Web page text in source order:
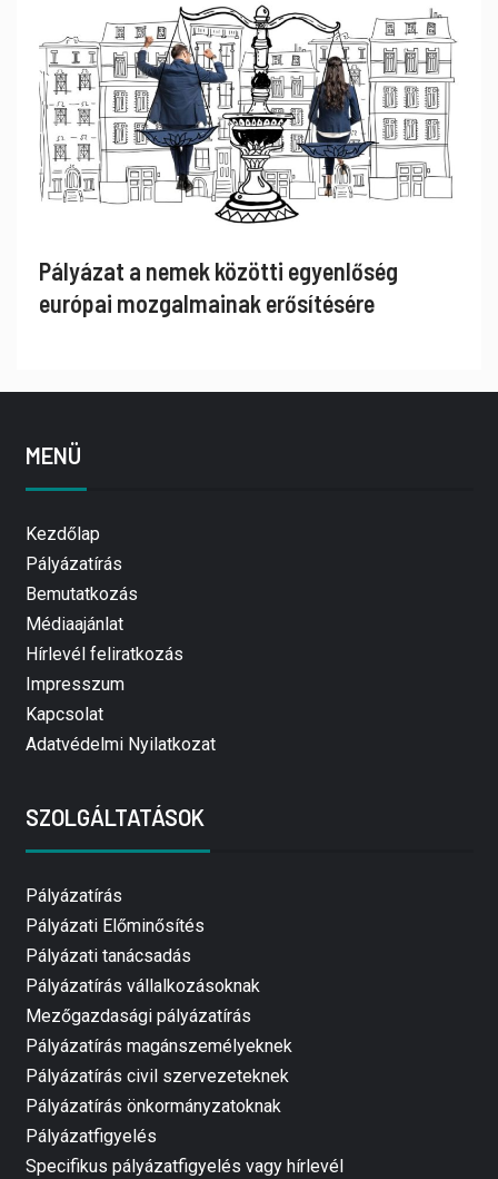
Pályázat a nemek közötti egyenlőség
európai mozgalmainak erősítésére
MENÜ
Kezdőlap
Pályázatírás
Bemutatkozás
Médiaajánlat
Hírlevél feliratkozás
Impresszum
Kapcsolat
Adatvédelmi Nyilatkozat
SZOLGÁLTATÁSOK
Pályázatírás
Pályázati Előminősítés
Pályázati tanácsadás
Pályázatírás vállalkozásoknak
Mezőgazdasági pályázatírás
Pályázatírás magánszemélyeknek
Pályázatírás civil szervezeteknek
Pályázatírás önkormányzatoknak
Pályázatfigyelés
Specifikus pályázatfigyelés vagy hírlevél